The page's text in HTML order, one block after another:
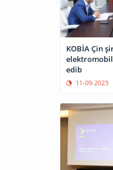
KOBİA Çin
elektromobil
edib
11-09-2023